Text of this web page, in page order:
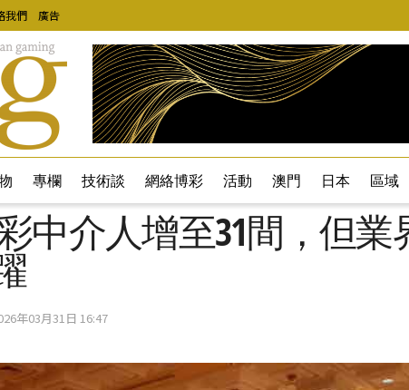
我們 廣告
專欄 技術談 網絡博彩 活動 澳門 日本 區域
中介人增至31間，但業
年03月31日 16:47